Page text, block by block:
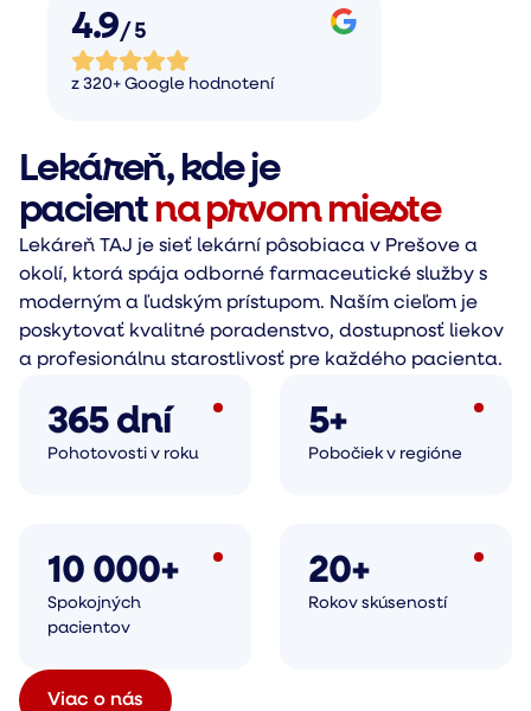
4.9/ 5
z 320+ Google hodnotení
Lekáreň, kde je
pacient na prvom mieste
Lekáreň TAJ je sieť lekární pôsobiaca v Prešove a
okolí, ktorá spája odborné farmaceutické služby s
moderným a ľudským prístupom. Naším cieľom je
poskytovať kvalitné poradenstvo, dostupnosť liekov
a profesionálnu starostlivosť pre každého pacienta.
365 dní
Pohotovosti v roku
5+
Pobočiek v regióne
10 000+
Spokojných
pacientov
20+
Rokov skúseností
Viac o nás